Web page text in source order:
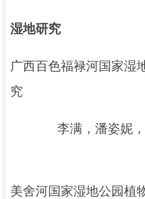
湿地研究
广西百色福禄河国家湿
究
李满，潘姿妮
美舍河国家湿地公园植